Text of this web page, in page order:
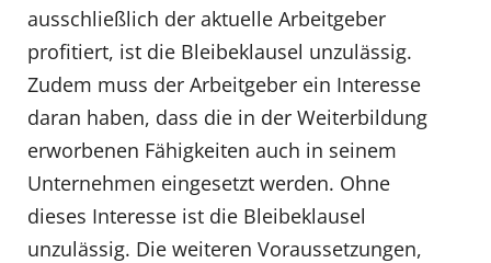
ausschließlich der aktuelle Arbeitgeber
profitiert, ist die Bleibeklausel unzulässig.
Zudem muss der Arbeitgeber ein Interesse
daran haben, dass die in der Weiterbildung
erworbenen Fähigkeiten auch in seinem
Unternehmen eingesetzt werden. Ohne
dieses Interesse ist die Bleibeklausel
unzulässig. Die weiteren Voraussetzungen,